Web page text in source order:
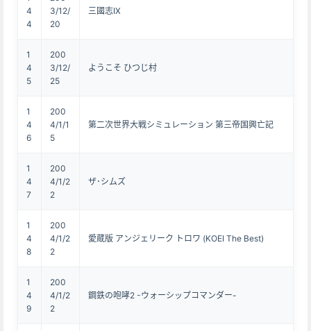
4
4
3/12/
20
三國志IX
1
4
5
200
3/12/
25
ようこそ ひつじ村
1
4
6
200
4/1/1
5
第二次世界大戦シミュレーション 第三帝国興亡記
1
4
7
200
4/1/2
2
ザ･シムズ
1
4
8
200
4/1/2
2
愛蔵版 アンジェリーク トロワ (KOEI The Best)
1
4
9
200
4/1/2
2
鋼鉄の咆哮2 -ウォーシップコマンダー-